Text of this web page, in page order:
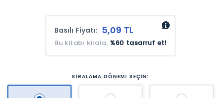
Basılı Fiyatı: 5,09 TL
Bu kitabı kirala, %60 tasarruf et!
KİRALAMA DÖNEMİ SEÇİN: